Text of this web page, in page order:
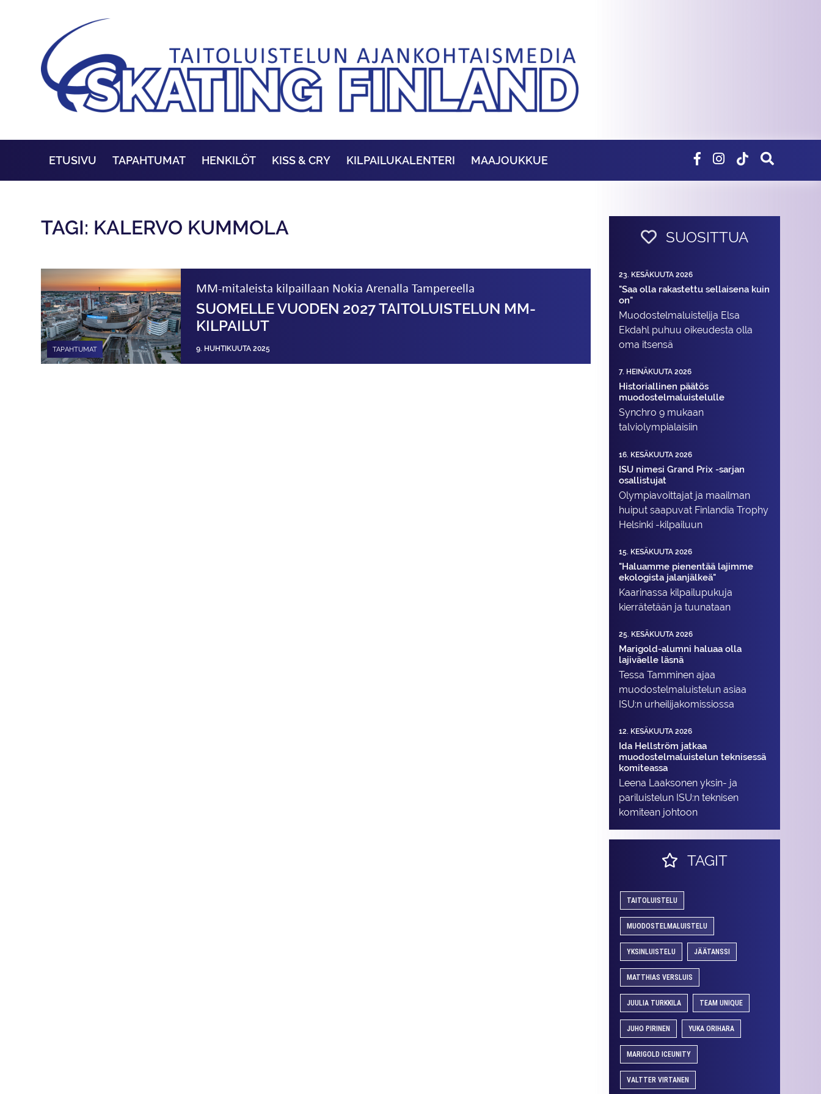
ETUSIVU TAPAHTUMAT HENKILÖT KISS & CRY KILPAILUKALENTERI MAAJOUKKUE
TAGI: KALERVO KUMMOLA
TAPAHTUMAT
MM-mitaleista kilpaillaan Nokia Arenalla Tampereella
SUOMELLE VUODEN 2027 TAITOLUISTELUN MM-
KILPAILUT
9. HUHTIKUUTA 2025
SUOSITTUA
23. KESÄKUUTA 2026
"Saa olla rakastettu sellaisena kuin
on"
Muodostelma­luistelija Elsa
Ekdahl puhuu oikeudesta olla
oma itsensä
7. HEINÄKUUTA 2026
Historiallinen päätös
muodostelmaluistelulle
Synchro 9 mukaan
talviolympialaisiin
16. KESÄKUUTA 2026
ISU nimesi Grand Prix -sarjan
osallistujat
Olympiavoittajat ja maailman
huiput saapuvat Finlandia Trophy
Helsinki -kilpailuun
15. KESÄKUUTA 2026
"Haluamme pienentää lajimme
ekologista jalanjälkeä"
Kaarinassa kilpailupukuja
kierrätetään ja tuunataan
25. KESÄKUUTA 2026
Marigold-alumni haluaa olla
lajiväelle läsnä
Tessa Tamminen ajaa
muodostelma­luistelun asiaa
ISU:n urheilija­komissiossa
12. KESÄKUUTA 2026
Ida Hellström jatkaa
muodostelmaluistelun teknisessä
komiteassa
Leena Laaksonen yksin- ja
pariluistelun ISU:n teknisen
komitean johtoon
TAGIT
TAITOLUISTELU
MUODOSTELMALUISTELU
YKSINLUISTELU JÄÄTANSSI
MATTHIAS VERSLUIS
JUULIA TURKKILA TEAM UNIQUE
JUHO PIRINEN YUKA ORIHARA
MARIGOLD ICEUNITY
VALTTER VIRTANEN